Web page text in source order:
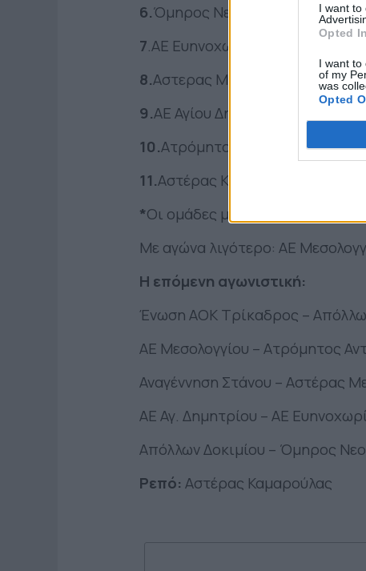
I want to
Opted In
I want to
of my
was
Opted
6.Όμηρος Νεοχωρίου* 11
7.ΑΕ Ευηνοχωρίου* 11
8.Αστερας Μεσολογγίου* 11
9.ΑΕ Αγίου Δημητρίου* 8
10.Ατρόμητος Αντιρρίου* 6
11.Αστέρας Καμαρούλας* 3
*Οι ομάδες με τον έναν
Με αγώνα λιγότερο: ΑΕ
Η επόμενη αγωνιστική:
Ένωση ΑΟΚ Τρίκαδρος –
ΑΕ Μεσολογγίου – Ατρόμητος
Αναγέννηση Στάνου – Αστέρας
ΑΕ Αγ. Δημητρίου – ΑΕ
Απόλλων Δοκιμίου – Όμηρος
Ρεπό: Αστέρας Καμαρούλας